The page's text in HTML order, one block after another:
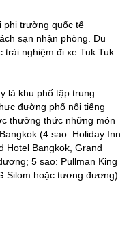
phi trường quốc tế
sạn nhận phòng. Du
trải nghiệm đi xe Tuk Tuk
là khu phố tập trung
đường phố nổi tiếng
thưởng thức những món
(4 sao: Holiday Inn
Hotel Bangkok, Grand
5 sao: Pullman King
Silom hoặc tương đương)